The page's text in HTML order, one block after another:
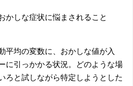
かしな症状に悩まされること
平均の変数に、おかしな値が入
に引っかかる状況。どのような場
ろと試しながら特定しようとした